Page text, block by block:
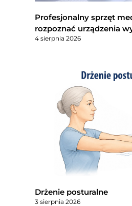
Profesjonalny sprzęt
rozpoznać urządzenia
4 sierpnia 2026
Drżenie posturalne
3 sierpnia 2026